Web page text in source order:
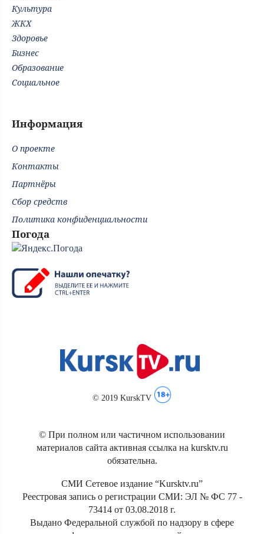
Культура
ЖКХ
Здоровье
Бизнес
Образование
Социальное
Информация
О проекте
Контакты
Партнёры
Сбор средств
Политика конфиденциальности
Погода
© 2019 KurskTV
© При полном или частичном использовании
материалов сайта активная ссылка на kursktv.ru
обязательна.
СМИ Сетевое издание “Kursktv.ru”
Реестровая запись о регистрации СМИ: ЭЛ № ФС 77 -
73414 от 03.08.2018 г.
Выдано Федеральной службой по надзору в сфере